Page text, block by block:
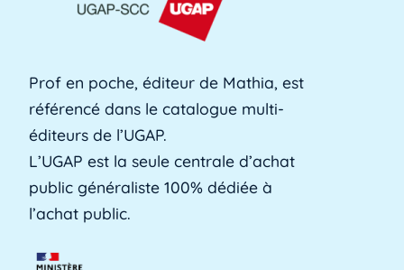
formation professionnelle des adultes, est une
Alerte précoce
L'alerte précoce est un outil en ligne que les
établissements utilisent pour identifier les [...]
Lire plus »
Aménagements d'apprentissage
Prof en poche, éditeur de Mathia, est
référencé dans le catalogue multi-
éditeurs de l’UGAP.
L’UGAP est la seule centrale d’achat
public généraliste 100% dédiée à
l’achat public.